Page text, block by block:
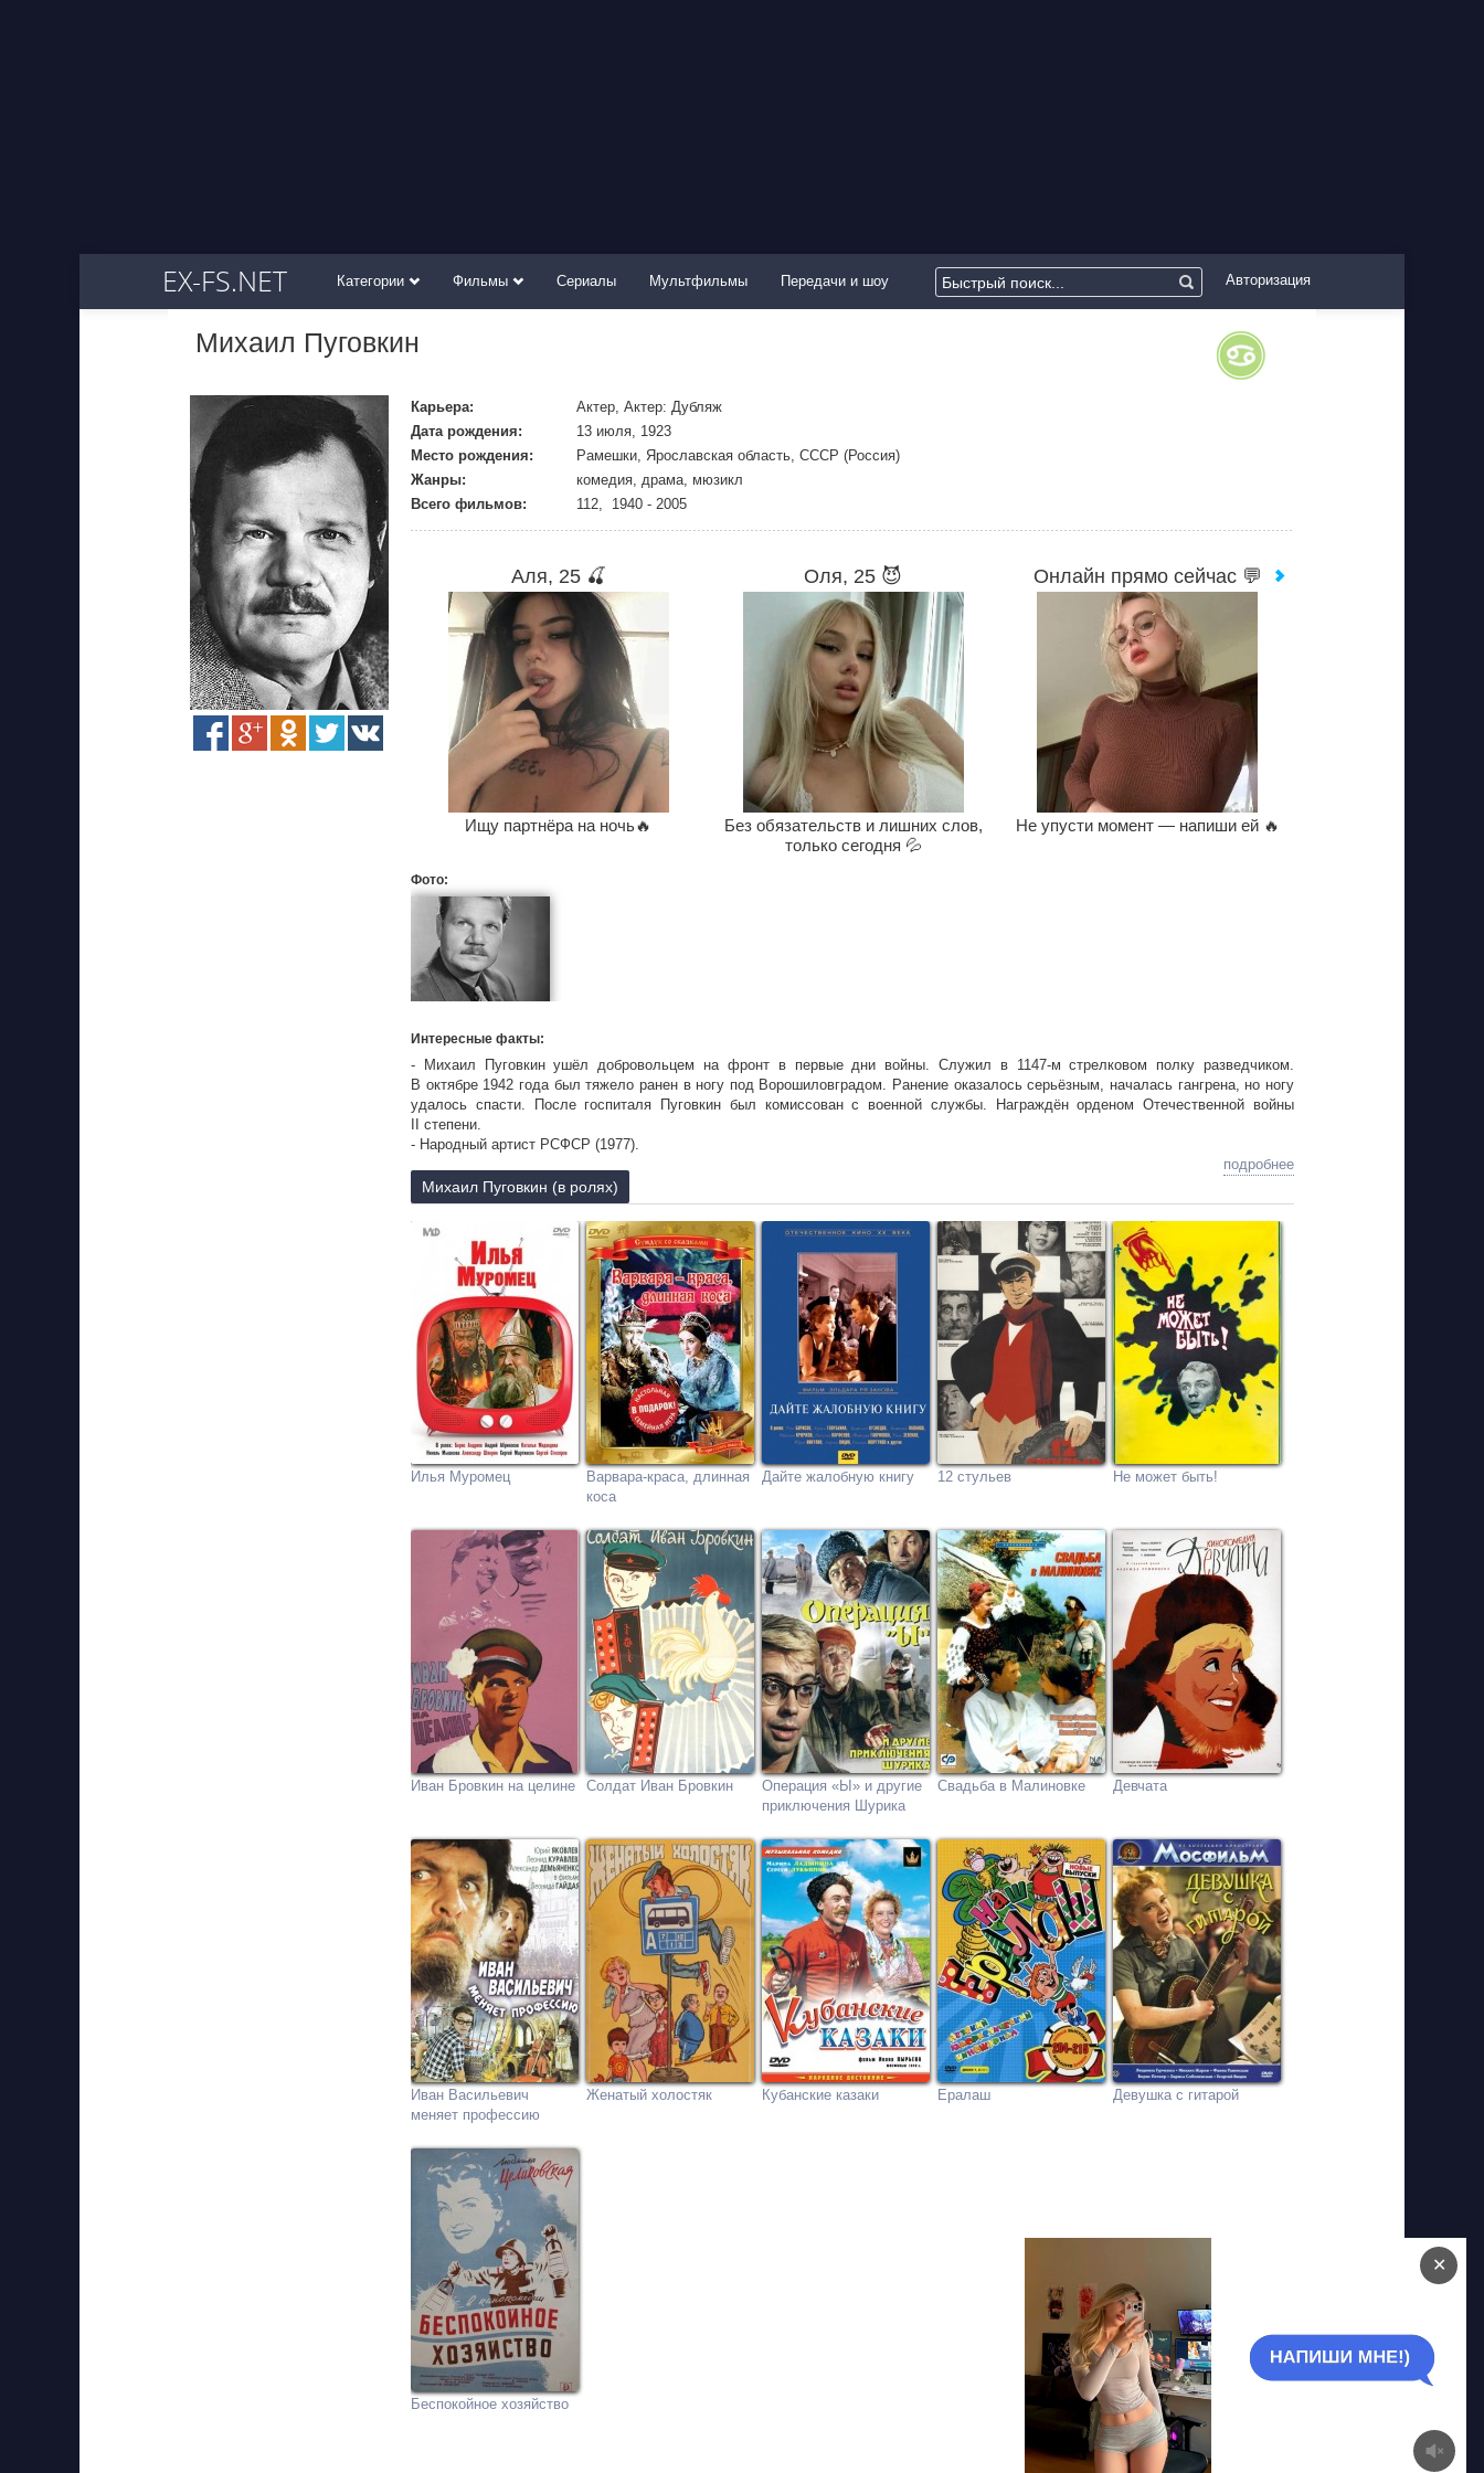
EX-FS.NET Категории Фильмы Сериалы Мультфильмы Передачи и шоу Авторизация
Михаил Пуговкин
Карьера:
Актер, Актер: Дубляж
Дата рождения:
13 июля, 1923
Место рождения:
Рамешки, Ярославская область, СССР (Россия)
Жанры:
комедия, драма, мюзикл
Всего фильмов:
112, 1940 - 2005
Аля, 25 🍒
Ищу партнёра на ночь🔥
Оля, 25 😈
Без обязательств и лишних слов,
только сегодня 💦
Онлайн прямо сейчас 💬
Не упусти момент — напиши ей 🔥
Фото:
Интересные факты:
- Михаил Пуговкин ушёл добровольцем на фронт в первые дни войны. Служил в 1147-м стрелковом полку разведчиком.
В октябре 1942 года был тяжело ранен в ногу под Ворошиловградом. Ранение оказалось серьёзным, началась гангрена, но ногу
удалось спасти. После госпиталя Пуговкин был комиссован с военной службы. Награждён орденом Отечественной войны
II степени.
- Народный артист РСФСР (1977).
- Похоронен на Ваганьковском кладбище Москвы, участок N 25.
- Умер из-за обострения сахарного диабета.
подробнее
Михаил Пуговкин (в ролях)
Илья Муромец
Варвара-краса, длинная
коса
Дайте жалобную книгу 12 стульев Не может быть!
Иван Бровкин на целине Солдат Иван Бровкин
Операция «Ы» и другие
приключения Шурика
Свадьба в Малиновке Девчата
Иван Васильевич
меняет профессию
Женатый холостяк Кубанские казаки Ералаш Девушка с гитарой
Беспокойное хозяйство
✕